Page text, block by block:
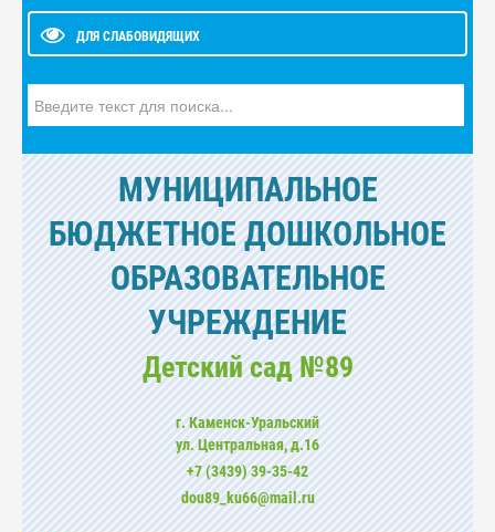
ДЛЯ СЛАБОВИДЯЩИХ
МУНИЦИПАЛЬНОЕ
БЮДЖЕТНОЕ ДОШКОЛЬНОЕ
ОБРАЗОВАТЕЛЬНОЕ
УЧРЕЖДЕНИЕ
Детский сад №89
г. Каменск-Уральский
ул. Центральная, д.16
+7 (3439) 39-35-42
dou89_ku66@mail.ru